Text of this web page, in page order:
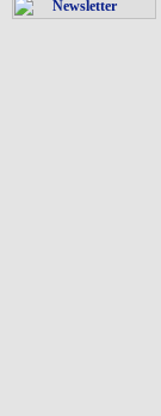
Newsletter